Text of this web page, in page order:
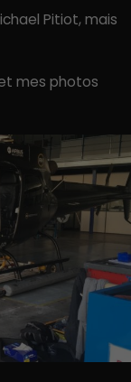
Pitiot, mais
mes photos